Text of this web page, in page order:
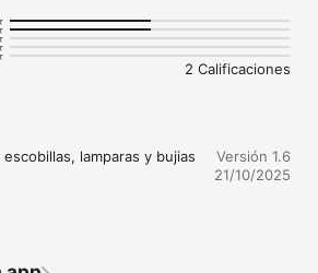
2 Calificaciones
lamparas y bujias
Versión 1.6
21/10/2025